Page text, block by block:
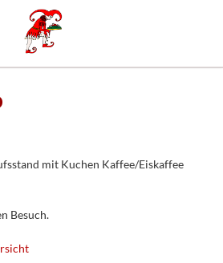
mit Kuchen Kaffee/Eiskaffee
Besuch.